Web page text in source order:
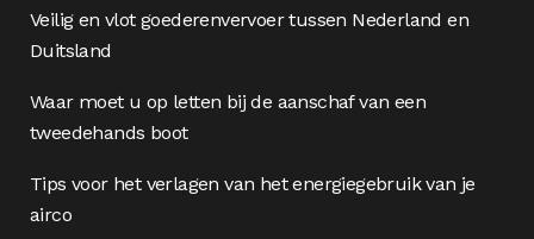
Veilig en vlot goederenvervoer tussen Nederland en
Duitsland
Waar moet u op letten bij de aanschaf van een
tweedehands boot
Tips voor het verlagen van het energiegebruik van je
airco